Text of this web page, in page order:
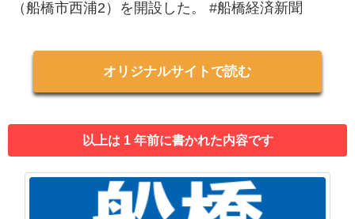
（船橋市西浦2）を開設した。 #船橋経済新聞
オリジナルサイトで読む
以上は 1 年前に書かれた内容です